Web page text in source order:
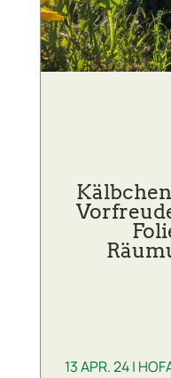
13 APR. 24|